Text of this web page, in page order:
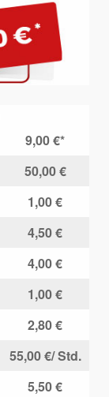
9,00 €*
50,00 €
1,00 €
4,50 €
4,00 €
1,00 €
2,80 €
55,00 €/ Std.
5,50 €